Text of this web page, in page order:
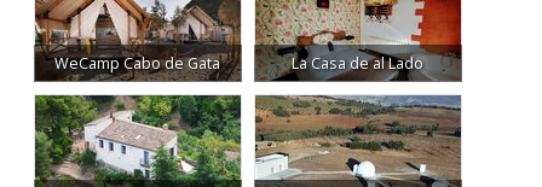
WeCamp Cabo de Gata La Casa de al Lado